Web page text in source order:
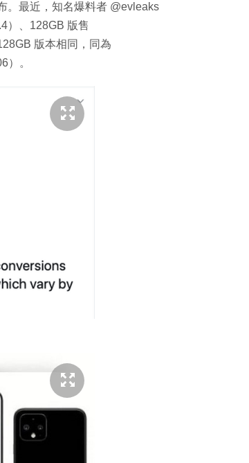
。最近，知名爆料者 @evleaks
）、128GB 版售
版本相同，同為
）。